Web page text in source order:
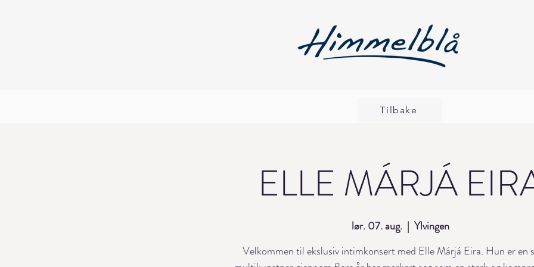
Tilbake
ELLE MÁRJÁ
lør. 07. aug.
  |
Ylvingen
Velkommen til ekslusiv intimkonsert med Elle Márjá Eira. Hun er en